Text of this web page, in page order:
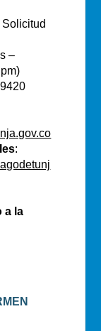
–
:
a la